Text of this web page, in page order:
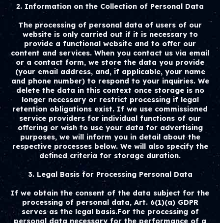
2. Information on the Collection of Personal Data
The processing of personal data of users of our
website is only carried out if it is necessary to
provide a functional website and to offer our
content and services. When you contact us via email
or a contact form, we store the data you provide
(your email address, and, if applicable, your name
and phone number) to respond to your inquiries. We
delete the data in this context once storage is no
longer necessary or restrict processing if legal
retention obligations exist. If we use commissioned
service providers for individual functions of our
offering or wish to use your data for advertising
purposes, we will inform you in detail about the
respective processes below. We will also specify the
defined criteria for storage duration.
3. Legal Basis for Processing Personal Data
If we obtain the consent of the data subject for the
processing of personal data, Art. 6(1)(a) GDPR
serves as the legal basis.For the processing of
personal data necessary for the performance of a